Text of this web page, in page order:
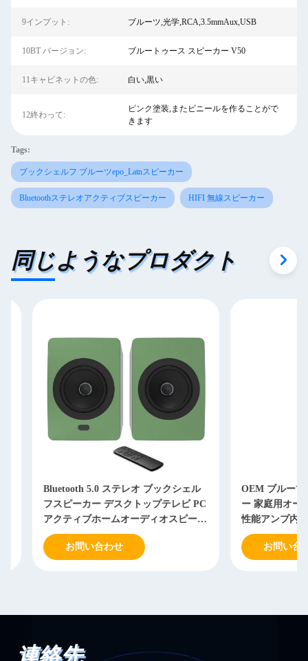
9インプット: ブルーツ,光学,RCA,3.5mmAux,USB
10BT バージョン: ブルートゥース スピーカー V50
11キャビネットの色: 白い,黒い
12終わって:
ピンク塗装,またビニールを作ることがで
きます
Tags:
ブックシェルフ ブルーツepo_Latnスピーカー
Bluetoothステレオアクティブスピーカー HIFI 無線スピーカー
同じようなプロダクト
Bluetooth 5.0 ステレオ ブックシェル
フスピーカー デスクトップテレビ PC
アクティブホームオーディオスピーカ
お問い合わせ
OEM ブルーツ
ー 家庭用オーディ
性能アンプ内蔵
お問い合わせ
連絡先